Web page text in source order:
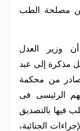
من مصلحة الطب
وزير العدل
مذكرة إلى عبد
من محكمة
الرئيسى فى
فيها بالتصديق
الجنائية،